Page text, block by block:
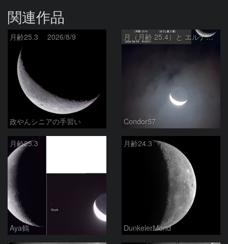
関連作品
月齢25.3 2026/8/9
政やんシニアの手習い
月（月齢 25.4）と エルナト（おうし座β星）
Condor57
月齢25.3
Aya鶴
月齢24.3
DunkelerMond